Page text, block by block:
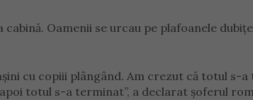
cabină. Oamenii se urcau pe plafoanele
cu copiii plângând. Am crezut că totul s-
totul s-a terminat”, a declarat șoferul